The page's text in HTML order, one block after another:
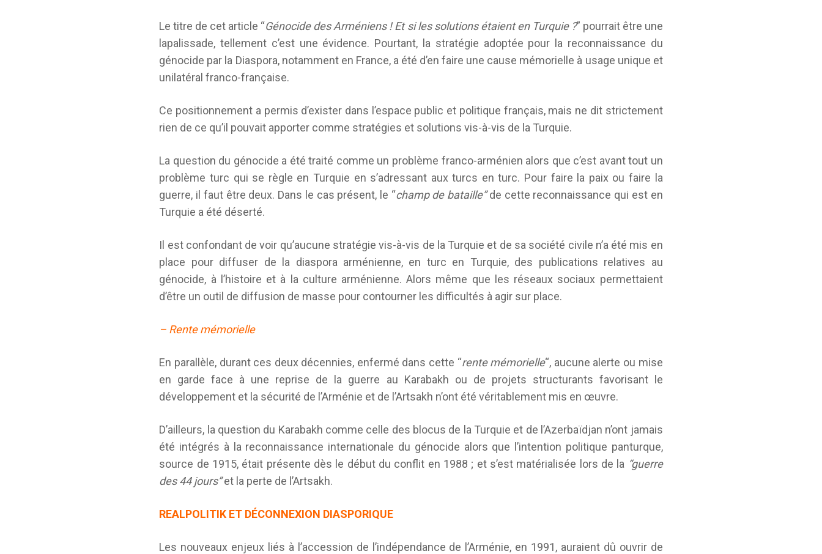
Le titre de cet article “Génocide des Arméniens ! Et si les solutions étaient en Turquie ?” pourrait être une
lapalissade, tellement c’est une évidence. Pourtant, la stratégie adoptée pour la reconnaissance du
génocide par la Diaspora, notamment en France, a été d’en faire une cause mémorielle à usage unique et
unilatéral franco-française.
Ce positionnement a permis d’exister dans l’espace public et politique français, mais ne dit strictement
rien de ce qu’il pouvait apporter comme stratégies et solutions vis-à-vis de la Turquie.
La question du génocide a été traité comme un problème franco-arménien alors que c’est avant tout un
problème turc qui se règle en Turquie en s’adressant aux turcs en turc. Pour faire la paix ou faire la
guerre, il faut être deux. Dans le cas présent, le “champ de bataille”de cette reconnaissance qui est en
Turquie a été déserté.
Il est confondant de voir qu’aucune stratégie vis-à-vis de la Turquie et de sa société civile n’a été mis en
place pour diffuser de la diaspora arménienne, en turc en Turquie, des publications relatives au
génocide, à l’histoire et à la culture arménienne. Alors même que les réseaux sociaux permettaient
d’être un outil de diffusion de masse pour contourner les difficultés à agir sur place.
– Rente mémorielle
En parallèle, durant ces deux décennies, enfermé dans cette “rente mémorielle“, aucune alerte ou mise
en garde face à une reprise de la guerre au Karabakh ou de projets structurants favorisant le
développement et la sécurité de l’Arménie et de l’Artsakh n’ont été véritablement mis en œuvre.
D’ailleurs, la question du Karabakh comme celle des blocus de la Turquie et de l’Azerbaïdjan n’ont jamais
été intégrés à la reconnaissance internationale du génocide alors que l’intention politique panturque,
source de 1915, était présente dès le début du conflit en 1988 ; et s’est matérialisée lors de la “guerre
des 44 jours”et la perte de l’Artsakh.
REALPOLITIK ET DÉCONNEXION DIASPORIQUE
Les nouveaux enjeux liés à l’accession de l’indépendance de l’Arménie, en 1991, auraient dû ouvrir de